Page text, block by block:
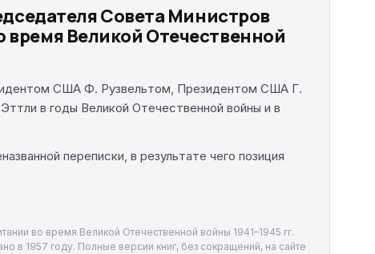
Совета Министров
Великой Отечественной
США Ф. Рузвельтом, Президентом США Г.
в годы Великой Отечественной войны и в
переписки, в результате чего позиция
во время Великой Отечественной войны 1941–1945 гг.
в 1957 году. Полные версии книг, без сокращений, на сайте